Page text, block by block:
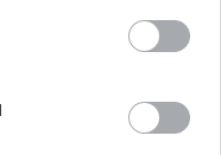
vor